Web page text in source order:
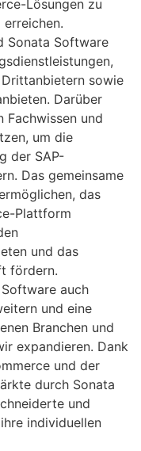
Lösungen zu
Sonata Software
sowie
Darüber
Fachwissen und
um die
der SAP-
Das gemeinsame
das
Plattform
und das
fördern.
auch
und eine
Branchen und
expandieren. Dank
und der
durch Sonata
und
individuellen